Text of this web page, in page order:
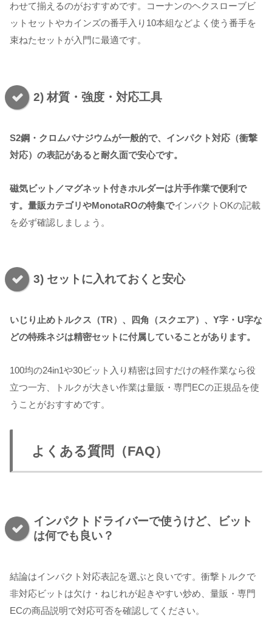
わせて揃えるのがおすすめです。コーナンのヘクスローブビ
ットセットやカインズの番手入り10本組などよく使う番手を
束ねたセットが入門に最適です。
2) 材質・強度・対応工具
S2鋼・クロムバナジウムが一般的で、インパクト対応（衝撃
対応）の表記があると耐久面で安心です。
磁気ビット／マグネット付きホルダーは片手作業で便利で
す。量販カテゴリやMonotaROの特集でインパクトOKの記載
を必ず確認しましょう。
3) セットに入れておくと安心
いじり止めトルクス（TR）、四角（スクエア）、Y字・U字な
どの特殊ネジは精密セットに付属していることがあります。
100均の24in1や30ビット入り精密は回すだけの軽作業なら役
立つ一方、トルクが大きい作業は量販・専門ECの正規品を使
うことがおすすめです。
よくある質問（FAQ）
インパクトドライバーで使うけど、ビット
は何でも良い？
結論はインパクト対応表記を選ぶと良いです。衝撃トルクで
非対応ビットは欠け・ねじれが起きやすい炒め、量販・専門
ECの商品説明で対応可否を確認してください。